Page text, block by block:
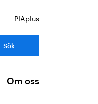
PIAplus
Om oss